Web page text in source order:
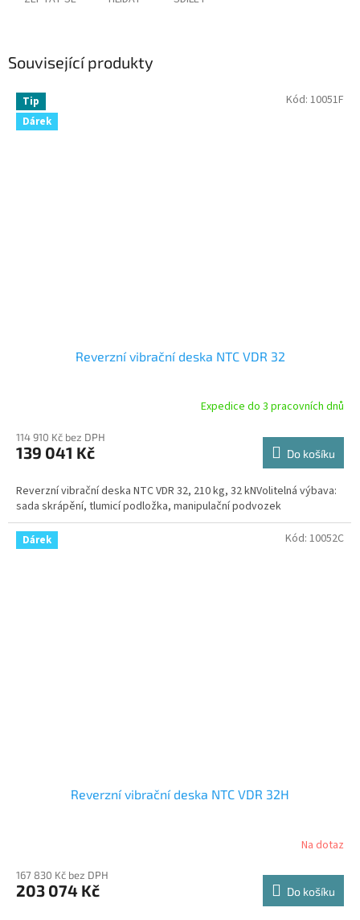
Související produkty
Tip
Dárek
Reverzní vibrační deska NTC VDR 32
Expedice do 3 pracovních dnů
114 910 Kč bez DPH
139 041 Kč Do košíku
Reverzní vibrační deska NTC VDR 32, 210 kg, 32 kNVolitelná výbava:
sada skrápění, tlumicí podložka, manipulační podvozek
Kód: 10051F
Dárek
Reverzní vibrační deska NTC VDR 32H
Na dotaz
167 830 Kč bez DPH
203 074 Kč Do košíku
Kód: 10052C